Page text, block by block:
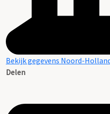
Bekijk gegevens Noord-
Delen